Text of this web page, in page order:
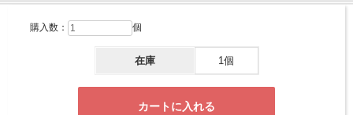
購入数： 個
在庫 1個